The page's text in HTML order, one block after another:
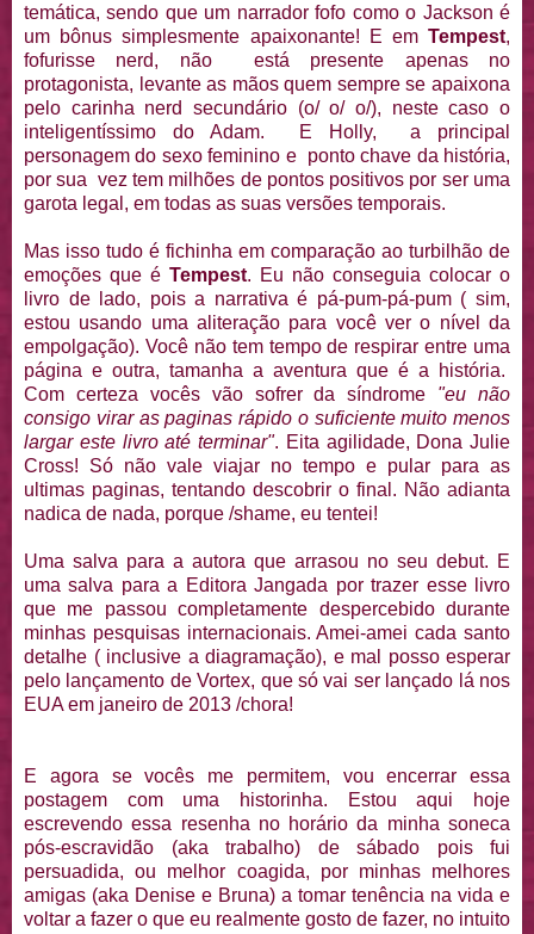
temática, sendo que um narrador fofo como o Jackson é
um bônus simplesmente apaixonante! E em Tempest,
fofurisse nerd, não está presente apenas no
protagonista, levante as mãos quem sempre se apaixona
pelo carinha nerd secundário (o/ o/ o/), neste caso o
inteligentíssimo do Adam. E Holly, a principal
personagem do sexo feminino e ponto chave da história,
por sua vez tem milhões de pontos positivos por ser uma
garota legal, em todas as suas versões temporais.
Mas isso tudo é fichinha em comparação ao turbilhão de
emoções que é Tempest. Eu não conseguia colocar o
livro de lado, pois a narrativa é pá-pum-pá-pum ( sim,
estou usando uma aliteração para você ver o nível da
empolgação). Você não tem tempo de respirar entre uma
página e outra, tamanha a aventura que é a história.
Com certeza vocês vão sofrer da síndrome "eu não
consigo virar as paginas rápido o suficiente muito menos
largar este livro até terminar". Eita agilidade, Dona Julie
Cross! Só não vale viajar no tempo e pular para as
ultimas paginas, tentando descobrir o final. Não adianta
nadica de nada, porque /shame, eu tentei!
Uma salva para a autora que arrasou no seu debut. E
uma salva para a Editora Jangada por trazer esse livro
que me passou completamente despercebido durante
minhas pesquisas internacionais. Amei-amei cada santo
detalhe ( inclusive a diagramação), e mal posso esperar
pelo lançamento de Vortex, que só vai ser lançado lá nos
EUA em janeiro de 2013 /chora!
E agora se vocês me permitem, vou encerrar essa
postagem com uma historinha. Estou aqui hoje
escrevendo essa resenha no horário da minha soneca
pós-escravidão (aka trabalho) de sábado pois fui
persuadida, ou melhor coagida, por minhas melhores
amigas (aka Denise e Bruna) a tomar tenência na vida e
voltar a fazer o que eu realmente gosto de fazer, no intuito